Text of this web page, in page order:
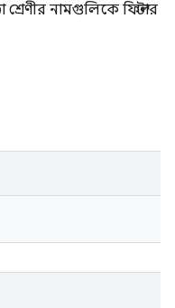
শ্রেণীর নামগুলিকে ফিল্টার